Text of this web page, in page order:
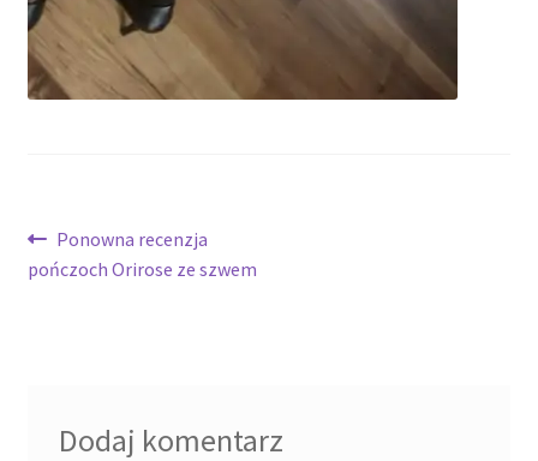
Nawigacja
wpisu
Poprzedni
wpis:
Ponowna recenzja
pończoch Orirose ze szwem
Dodaj komentarz